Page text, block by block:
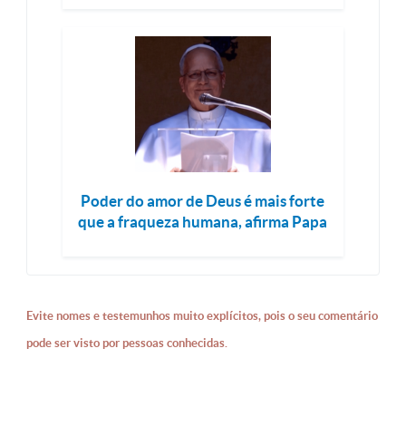
Poder do amor de Deus é mais forte
que a fraqueza humana, afirma Papa
Evite nomes e testemunhos muito explícitos, pois o seu comentário
pode ser visto por pessoas conhecidas.